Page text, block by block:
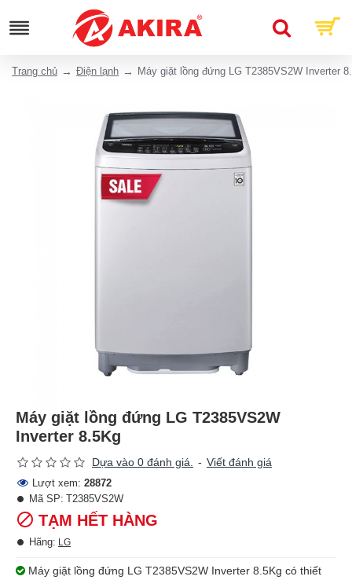
Trang chủ Điện lạnh Máy giặt lồng đứng LG T2385VS2W Inverter
Máy giặt lồng đứng LG T2385VS2W
Inverter 8.5Kg
Dựa vào 0 đánh giá. - Viết đánh giá
Lượt xem: 28872
TẠM HẾT HÀNG
Hãng: LG
Mã SP: T2385VS2W
Máy giặt lồng đứng LG T2385VS2W Inverter 8.5Kg có thiết